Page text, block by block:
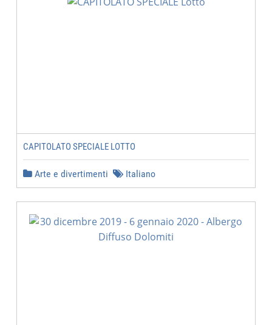
CAPITOLATO SPECIALE LOTTO
Arte e divertimenti Italiano